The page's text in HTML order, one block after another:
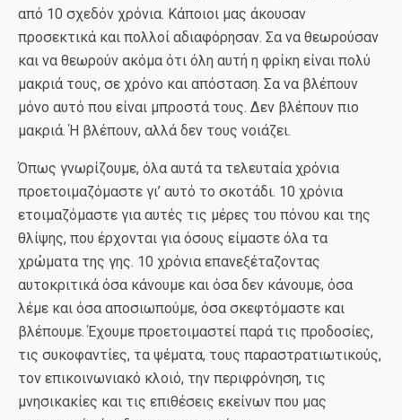
από 10 σχεδόν χρόνια. Κάποιοι μας άκουσαν
προσεκτικά και πολλοί αδιαφόρησαν. Σα να θεωρούσαν
και να θεωρούν ακόμα ότι όλη αυτή η φρίκη είναι πολύ
μακριά τους, σε χρόνο και απόσταση. Σα να βλέπουν
μόνο αυτό που είναι μπροστά τους. Δεν βλέπουν πιο
μακριά. Ή βλέπουν, αλλά δεν τους νοιάζει.
Όπως γνωρίζουμε, όλα αυτά τα τελευταία χρόνια
προετοιμαζόμαστε γι’ αυτό το σκοτάδι. 10 χρόνια
ετοιμαζόμαστε για αυτές τις μέρες του πόνου και της
θλίψης, που έρχονται για όσους είμαστε όλα τα
χρώματα της γης. 10 χρόνια επανεξέταζοντας
αυτοκριτικά όσα κάνουμε και όσα δεν κάνουμε, όσα
λέμε και όσα αποσιωπούμε, όσα σκεφτόμαστε και
βλέπουμε. Έχουμε προετοιμαστεί παρά τις προδοσίες,
τις συκοφαντίες, τα ψέματα, τους παραστρατιωτικούς,
τον επικοινωνιακό κλοιό, την περιφρόνηση, τις
μνησικακίες και τις επιθέσεις εκείνων που μας